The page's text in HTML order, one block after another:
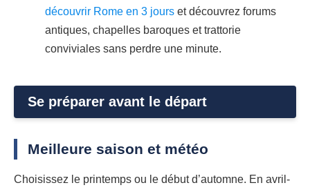
découvrir Rome en 3 jours et découvrez forums
antiques, chapelles baroques et trattorie
conviviales sans perdre une minute.
Se préparer avant le départ
Meilleure saison et météo
Choisissez le printemps ou le début d’automne. En avril-